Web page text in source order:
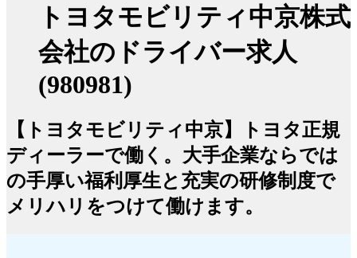
トヨタモビリティ中京株式
会社のドライバー求人
(980981)
【トヨタモビリティ中京】トヨタ正規
ディーラーで働く。大手企業ならでは
の手厚い福利厚生と充実の研修制度で
メリハリをつけて働けます。